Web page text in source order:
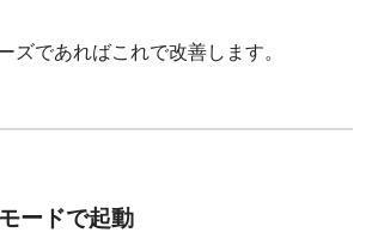
ズであればこれで改善します。
ードで起動